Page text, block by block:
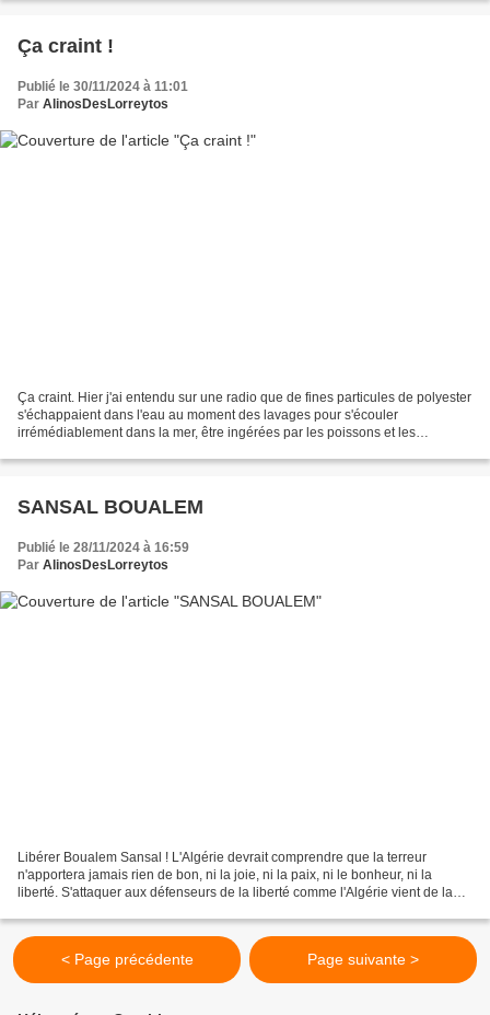
Ça craint !
Publié le 30/11/2024 à 11:01
Par AlinosDesLorreytos
Ça craint. Hier j'ai entendu sur une radio que de fines particules de polyester
s'échappaient dans l'eau au moment des lavages pour s'écouler
irrémédiablement dans la mer, être ingérées par les poissons et les
SANSAL BOUALEM
Publié le 28/11/2024 à 16:59
Par AlinosDesLorreytos
Libérer Boualem Sansal ! L'Algérie devrait comprendre que la terreur
n'apportera jamais rien de bon, ni la joie, ni la paix, ni le bonheur, ni la
liberté. S'attaquer aux défenseurs de la liberté comme l'Algérie vient de la
< Page précédente Page suivante >